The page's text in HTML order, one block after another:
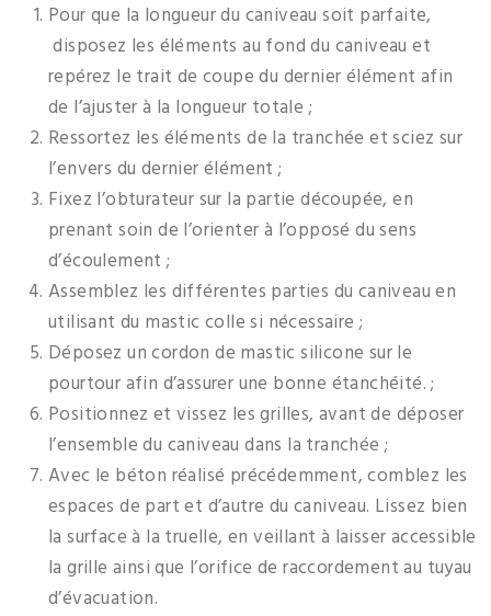
Pour que la longueur du caniveau soit parfaite,
disposez les éléments au fond du caniveau et
repérez le trait de coupe du dernier élément afin
de l’ajuster à la longueur totale ;
Ressortez les éléments de la tranchée et sciez sur
l’envers du dernier élément ;
Fixez l’obturateur sur la partie découpée, en
prenant soin de l’orienter à l’opposé du sens
d’écoulement ;
Assemblez les différentes parties du caniveau en
utilisant du mastic colle si nécessaire ;
Déposez un cordon de mastic silicone sur le
pourtour afin d’assurer une bonne étanchéité. ;
Positionnez et vissez les grilles, avant de déposer
l’ensemble du caniveau dans la tranchée ;
Avec le béton réalisé précédemment, comblez les
espaces de part et d’autre du caniveau. Lissez bien
la surface à la truelle, en veillant à laisser accessible
la grille ainsi que l’orifice de raccordement au tuyau
d’évacuation.